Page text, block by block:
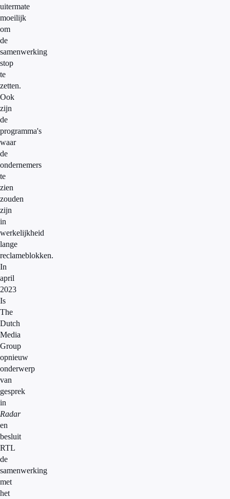
uitermate
moeilijk
om
de
samenwerking
stop
te
zetten.
Ook
zijn
de
programma's
waar
de
ondernemers
te
zien
zouden
zijn
in
werkelijkheid
lange
reclameblokken.
In
april
2023
Is
The
Dutch
Media
Group
opnieuw
onderwerp
van
gesprek
in
Radar
en
besluit
RTL
de
samenwerking
met
het